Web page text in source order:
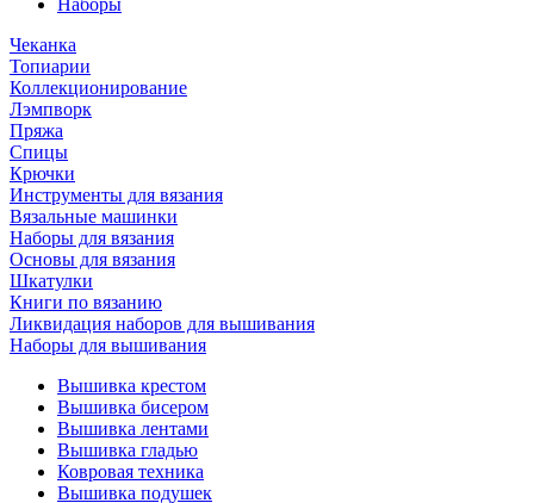
Наборы
Чеканка
Топиарии
Коллекционирование
Лэмпворк
Пряжа
Спицы
Крючки
Инструменты для вязания
Вязальные машинки
Наборы для вязания
Основы для вязания
Шкатулки
Книги по вязанию
Ликвидация наборов для вышивания
Наборы для вышивания
Вышивка крестом
Вышивка бисером
Вышивка лентами
Вышивка гладью
Ковровая техника
Вышивка подушек